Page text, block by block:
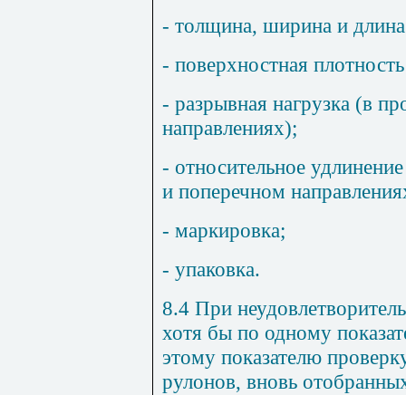
- толщина, ширина и длина
- поверхностная
- разрывная нагрузка (в
направлениях);
- относительное
и поперечном
- маркировка;
- упаковка.
8.4 При
хотя бы по одному
этому показателю
рулонов, вновь